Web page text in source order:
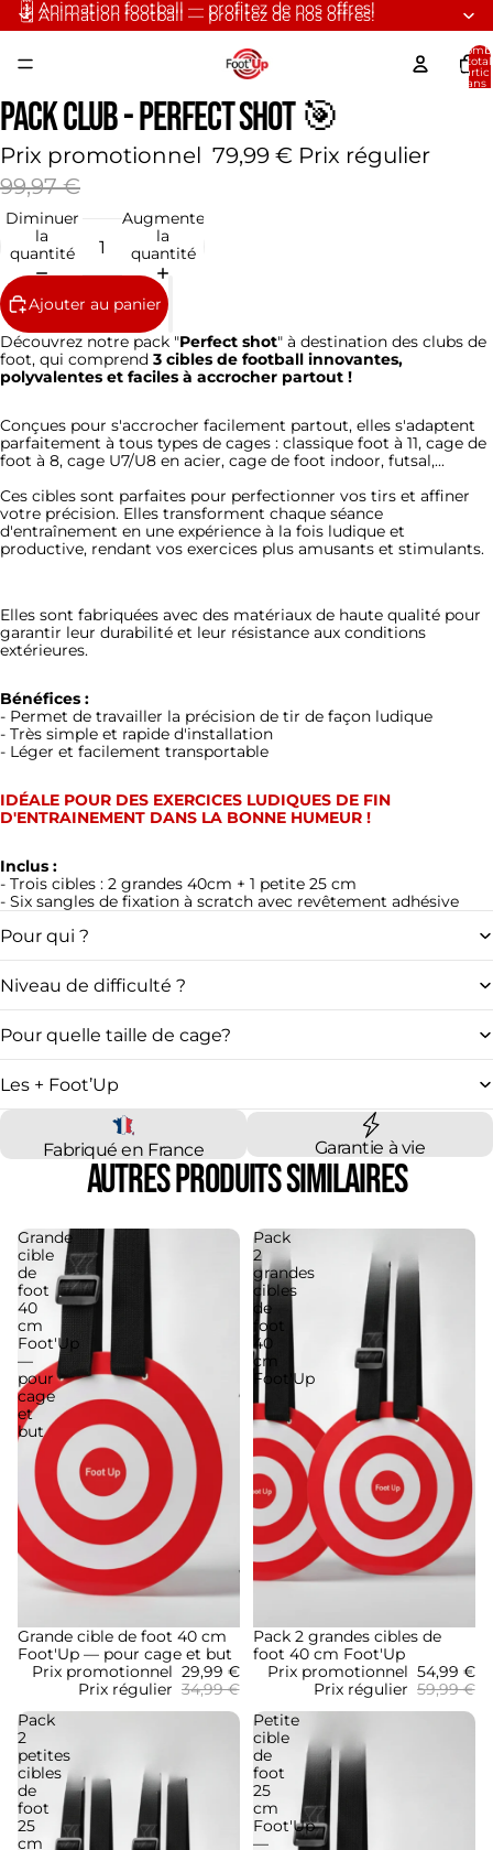
🗓️ Animation football — profitez de nos offres!
🗓️ Animation football — profitez de nos offres!
total
dans
Pack CLUB - Perfect shot 🎯
Prix promotionnel 79,99 € Prix régulier
99,97 €
Diminuer
la
quantité
Augmenter
la
quantité
Ajouter au panier
Découvrez notre pack "Perfect shot" à destination des clubs de
foot, qui comprend 3 cibles de football innovantes,
polyvalentes et faciles à accrocher partout !
Conçues pour s'accrocher facilement partout, elles s'adaptent
parfaitement à tous types de cages : classique foot à 11, cage de
foot à 8, cage U7/U8 en acier, cage de foot indoor, futsal,...
Ces cibles sont parfaites pour perfectionner vos tirs et affiner
votre précision. Elles transforment chaque séance
d'entraînement en une expérience à la fois ludique et
productive, rendant vos exercices plus amusants et stimulants.
Elles sont fabriquées avec des matériaux de haute qualité pour
garantir leur durabilité et leur résistance aux conditions
extérieures.
Bénéfices :
- Permet de travailler la précision de tir de façon ludique
- Très simple et rapide d'installation
- Léger et facilement transportable
IDÉALE POUR DES EXERCICES LUDIQUES DE FIN
D'ENTRAINEMENT DANS LA BONNE HUMEUR !
Inclus :
- Trois cibles : 2 grandes 40cm + 1 petite 25 cm
- Six sangles de fixation à scratch avec revêtement adhésive
Pour qui ?
Niveau de difficulté ?
Pour quelle taille de cage?
Les + Foot’Up
Fabriqué en France Garantie à vie
Autres produits similaires
Grande
cible
de
foot
40
cm
Foot'Up
—
pour
cage
et
but
Promotion
Grande cible de foot 40 cm
Foot'Up — pour cage et but
Prix promotionnel 29,99 €
Prix régulier 34,99 €
Pack
2
grandes
cibles
de
foot
40
cm
Foot'Up
Promotion
Pack 2 grandes cibles de
foot 40 cm Foot'Up
Prix promotionnel 54,99 €
Prix régulier 59,99 €
Pack
2
petites
cibles
de
foot
25
cm
Petite
cible
de
foot
25
cm
Foot'Up
—